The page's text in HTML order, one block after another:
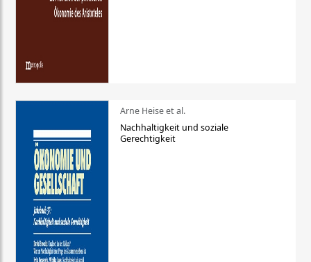
Arne Heise et al.
Nachhaltigkeit und soziale
Gerechtigkeit